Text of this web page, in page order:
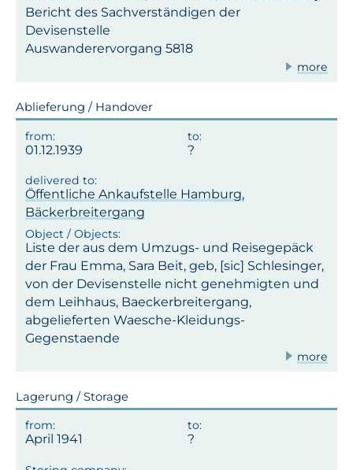
Bericht des Sachverständigen der
Devisenstelle
Auswanderervorgang 5818
more
Ablieferung / Handover
01.12.1939
Öffentliche Ankaufstelle Hamburg,
Bäckerbreitergang
Liste der aus dem Umzugs- und Reisegepäck
der Frau Emma, Sara Beit, geb, [sic] Schlesinger,
von der Devisenstelle nicht genehmigten und
dem Leihhaus, Baeckerbreitergang,
abgelieferten Waesche-Kleidungs-
Gegenstaende
more
Lagerung / Storage
April 1941